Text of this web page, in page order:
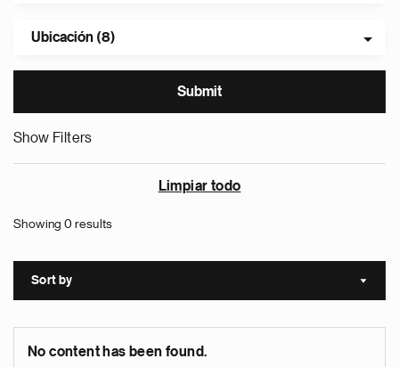
Ubicación (8)
Show Filters
Limpiar todo
Showing 0 results
Sort by Sort
No content has been found.